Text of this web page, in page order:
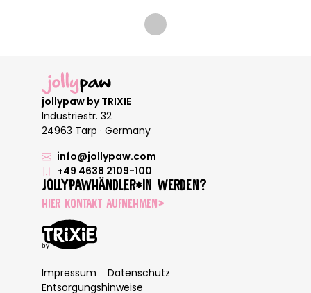
jollypaw by TRIXIE
Industriestr. 32
24963 Tarp · Germany
info@jollypaw.com
+49 4638 2109-100
JOLLYPAWHÄNDLER*IN WERDEN?
HIER KONTAKT AUFNEHMENKONTAKTFORMULAR ÖFFNEN
>
Impressum
Datenschutz
Entsorgungshinweise